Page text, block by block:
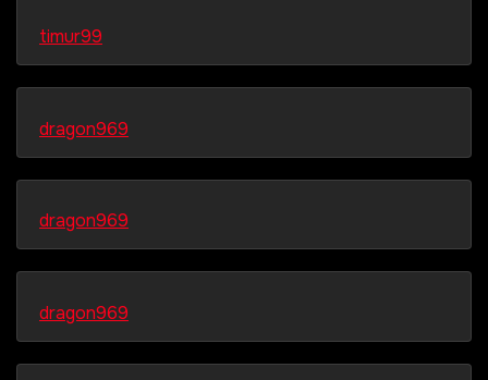
timur99
dragon969
dragon969
dragon969